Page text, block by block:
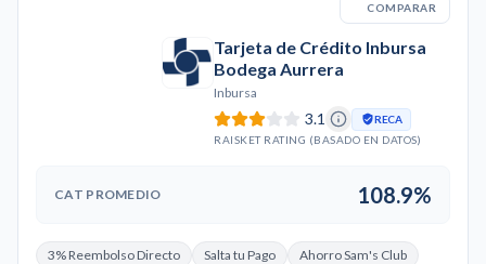
COMPARAR
Tarjeta de Crédito Inbursa
Bodega Aurrera
Inbursa
3.1
RECA
RAISKET RATING (BASADO EN DATOS)
CAT PROMEDIO 108.9%
3% Reembolso Directo Salta tu Pago Ahorro Sam's Club